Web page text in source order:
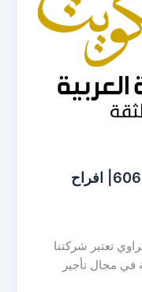
تاجير مكيفات الكويت |60656620| افراح
تعتبر شركتنا
مجال تأجير